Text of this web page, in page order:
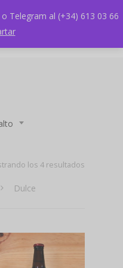
los 4 resultados
bajo
Dulce
Telegram al (+34) 613 03 66